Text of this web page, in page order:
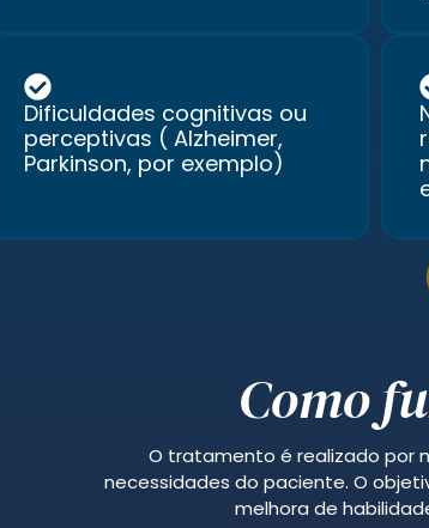
Dificuldades cognitivas ou
perceptivas ( Alzheimer,
Parkinson, por exemplo)
Como
O tratamento é realizado por
necessidades do paciente. O
melhora de